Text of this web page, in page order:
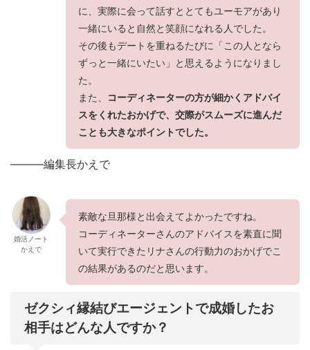
に、実際に会って話すととてもユーモアがあり
一緒にいると自然と笑顔になれる人でした。
その後もデートを重ねるたびに「この人となら
ずっと一緒にいたい」と思えるようになりまし
た。
また、
コーディネーターの方が細かくアドバイ
スをくれたおかげで、交際がスムーズに進んだ
ことも大きなポイントでした。
———編集長かえで
婚活ノート
かえで
素敵な旦那様と出会えてよかったですね。
コーディネーターさんのアドバイスを素直に聞
いて実行できたリナさんの行動力のおかげでこ
の結果があるのだと思います。
ゼクシィ縁結びエージェントで成婚したお
相手はどんな人ですか？